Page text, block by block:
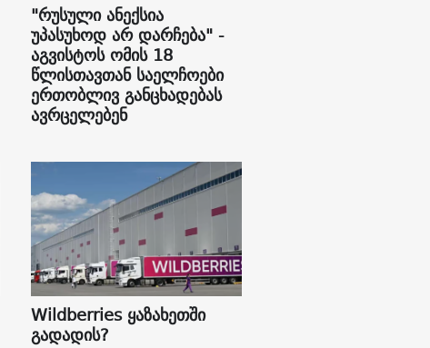
"რუსული ანექსია
უპასუხოდ არ დარჩება" -
აგვისტოს ომის 18
წლისთავთან საელჩოები
ერთობლივ განცხადებას
ავრცელებენ
Wildberries ყაზახეთში
გადადის?